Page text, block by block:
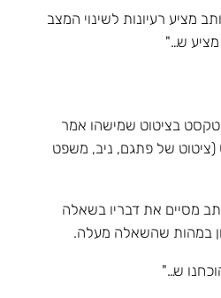
מציע רעיונות לשינוי המצב
מציע ש…"
בציטוט שמישהו אמר
(ציטוט של פתגם, ניב, משפט
מסיים את דבריו בשאלה
במהות שהשאלה מעלה.
ש…"